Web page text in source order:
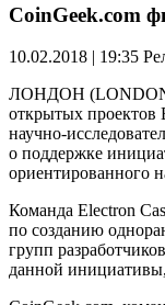
CoinGeek.com
10.02.2018 | 19:35
ЛОНДОН (LONDON),
открытых проектов
научно-
о поддержке
ориентированного
Команда Electron
по созданию
групп
данной инициативы,